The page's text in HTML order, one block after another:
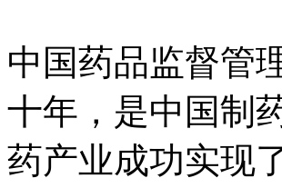
中国药品监督管
十年，是中国制
药产业成功实现